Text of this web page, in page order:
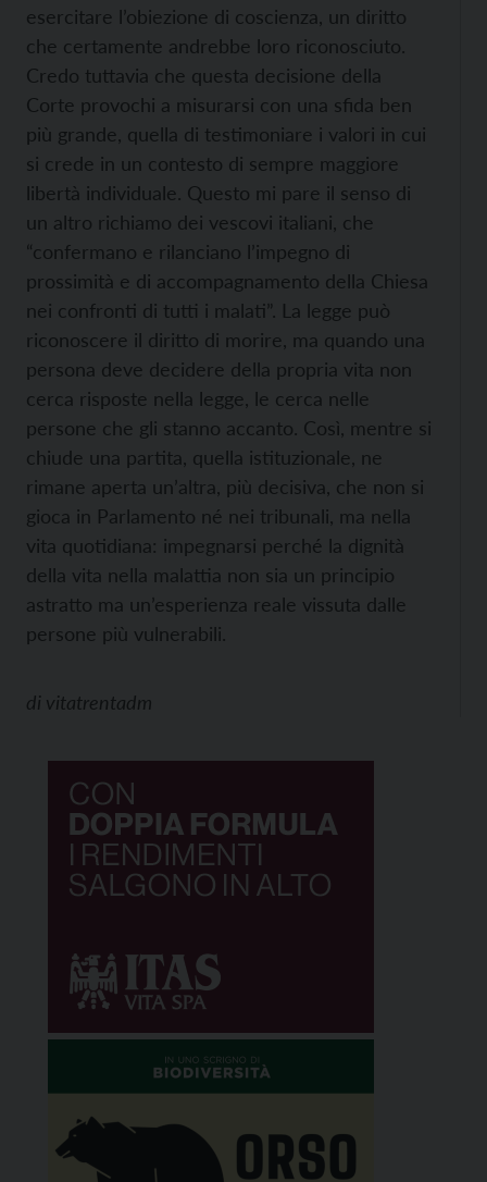
esercitare l’obiezione di coscienza, un diritto
che certamente andrebbe loro riconosciuto.
Credo tuttavia che questa decisione della
Corte provochi a misurarsi con una sfida ben
più grande, quella di testimoniare i valori in cui
si crede in un contesto di sempre maggiore
libertà individuale. Questo mi pare il senso di
un altro richiamo dei vescovi italiani, che
“confermano e rilanciano l’impegno di
prossimità e di accompagnamento della Chiesa
nei confronti di tutti i malati”. La legge può
riconoscere il diritto di morire, ma quando una
persona deve decidere della propria vita non
cerca risposte nella legge, le cerca nelle
persone che gli stanno accanto. Così, mentre si
chiude una partita, quella istituzionale, ne
rimane aperta un’altra, più decisiva, che non si
gioca in Parlamento né nei tribunali, ma nella
vita quotidiana: impegnarsi perché la dignità
della vita nella malattia non sia un principio
astratto ma un’esperienza reale vissuta dalle
persone più vulnerabili.
di vitatrentadm